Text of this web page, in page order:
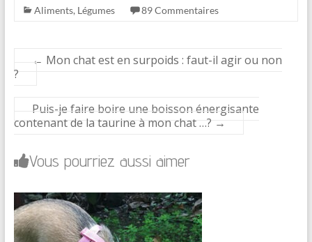
Aliments, Légumes 89 Commentaires
← Mon chat est en surpoids : faut-il agir ou non
?
Puis-je faire boire une boisson énergisante
contenant de la taurine à mon chat …? →
Vous pourriez aussi aimer